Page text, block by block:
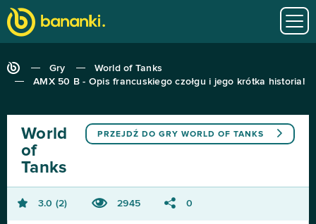
Gry
World of Tanks
AMX 50 B - Opis francuskiego czołgu i jego krótka historia!
PRZEJDŹ DO GRY WORLD OF TANKS
World
of
Tanks
3.0 2 2945 0